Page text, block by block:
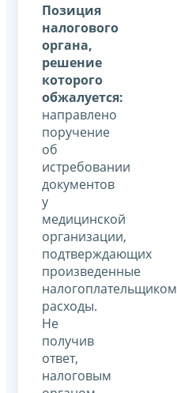
Позиция
налогового
органа,
решение
которого
обжалуется:
направлено
поручение
об
истребовании
документов
у
медицинской
организации,
подтверждающих
произведенные
налогоплательщиком
расходы.
Не
получив
ответ,
налоговым